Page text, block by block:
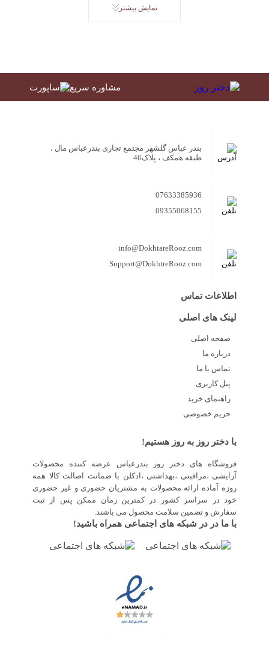
نمایش بیشتر
مشاوره سریع
بندر عباس گلشهر مجتمع تجاری بندرعباس مال ،
طبقه همکف ، پلاک46
07633385936
09355068155
info@DokhtareRooz.com
Support@DokhtreRooz.com
اطلاعات تماس
لینک های اصلی
صفحه اصلی
درباره ما
تماس با ما
پنل کاربری
راهنمای خرید
حریم خصوصی
با دختر روز به روز هستیم!
فروشگاه های دختر روز بندرعباس عرضه کننده محصولات
آرایشی ،مراقبتی ،بهداشتی ،ادکلن با ضمانت اصالت کالا همه
روزه آماده ارائه محصولات به مشتریان حضوری و غیر حضوری
خود در سراسر کشور در کمترین زمان ممکن پس از ثبت
سفارش و تضمین سلامت محصول می باشند.
با ما در در شبکه های اجتماعی همراه باشید!